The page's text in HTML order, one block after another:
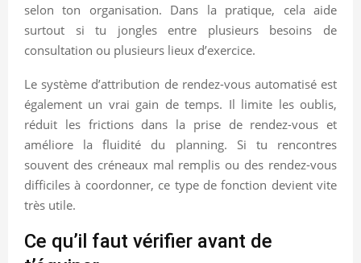
selon ton organisation. Dans la pratique, cela aide
surtout si tu jongles entre plusieurs besoins de
consultation ou plusieurs lieux d’exercice.
Le système d’attribution de rendez-vous automatisé est
également un vrai gain de temps. Il limite les oublis,
réduit les frictions dans la prise de rendez-vous et
améliore la fluidité du planning. Si tu rencontres
souvent des créneaux mal remplis ou des rendez-vous
difficiles à coordonner, ce type de fonction devient vite
très utile.
Ce qu’il faut vérifier avant de